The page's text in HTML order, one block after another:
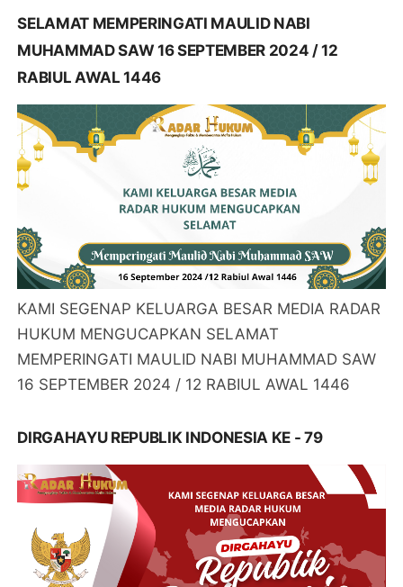
SELAMAT MEMPERINGATI MAULID NABI
MUHAMMAD SAW 16 SEPTEMBER 2024 / 12
RABIUL AWAL 1446
KAMI SEGENAP KELUARGA BESAR MEDIA RADAR
HUKUM MENGUCAPKAN SELAMAT
MEMPERINGATI MAULID NABI MUHAMMAD SAW
16 SEPTEMBER 2024 / 12 RABIUL AWAL 1446
DIRGAHAYU REPUBLIK INDONESIA KE - 79